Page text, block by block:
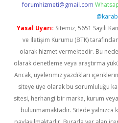
forumhizmeti@gmail.com
Yasal Uyarı: Sitemiz, 5651 Sayılı
ve İletişim Kurumu (BTK)
olarak hizmet vermektedir. Bu
olarak denetleme veya araştırma
Ancak, üyelerimiz yazdıkları
siteye üye olarak bu sorumluluğu
sitesi, herhangi bir marka, kurum
bulunmamaktadır. Sitede yalnızca